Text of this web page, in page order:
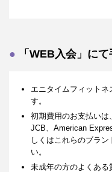
「WEB入会」に
エニタイムフィットネ
す。
初期費用のお支払いは
JCB、American
しくはこれらのブラ
い。
未成年の方のよくある